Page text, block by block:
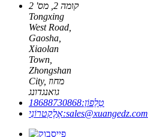
קומה 2, מס' 2
Tongxing
West Road,
Gaosha,
Xiaolan
Town,
Zhongshan
City, מחוז
גואנגדונג
טֵלֵפוֹן:18688730868
אֶלֶקטרוֹנִי:sales@xuangedz.com